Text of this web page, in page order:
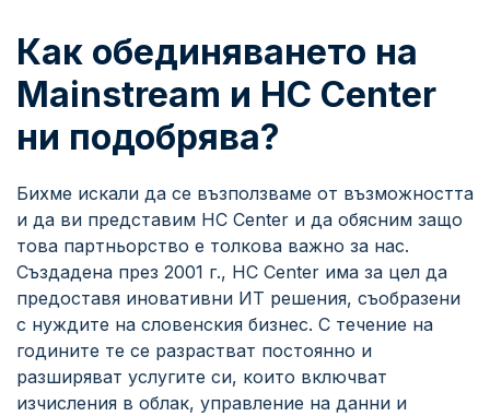
Как обединяването на
Mainstream и HC Center
ни подобрява?
Бихме искали да се възползваме от възможността
и да ви представим HC Center и да обясним защо
това партньорство е толкова важно за нас.
Създадена през 2001 г., HC Center има за цел да
предоставя иновативни ИТ решения, съобразени
с нуждите на словенския бизнес. С течение на
годините те се разрастват постоянно и
разширяват услугите си, които включват
изчисления в облак, управление на данни и